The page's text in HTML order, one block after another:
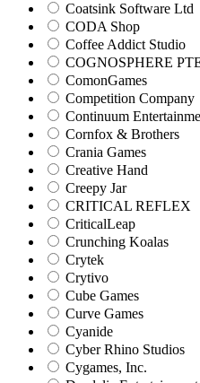
Coatsink Software Ltd
CODA Shop
Coffee Addict Studio
COGNOSPHERE
ComonGames
Competition Company
Continuum
Cornfox & Brothers
Crania Games
Creative Hand
Creepy Jar
CRITICAL REFLEX
CriticalLeap
Crunching Koalas
Crytek
Crytivo
Cube Games
Curve Games
Cyanide
Cyber Rhino Studios
Cygames, Inc.